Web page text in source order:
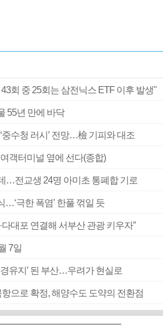
회 중 25회는 삼전닉스 ETF 이후 발생"
55년 만에 바닥
중수청 러시’ 전망…檢 기피와 대조
객터미널 옆에 선다(종합)
…전교생 24명 아미초 통폐합 기로
…‘극한 폭염’ 한풀 꺾일 듯
다대포 연결해 서부산 관광 키우자”
7일
유지’ 된 부산…우려가 현실로
으로 확정, 해양수도 도약의 전환점